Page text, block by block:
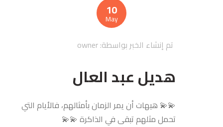
10
May
تم إنشاء الخبر بواسطة:
هديل عبد العال
💫💫 هيهات أن يمر الزمان بأمثالهم، فالأيام التي
تحمل مثلهم تبقى في الذاكرة 💫💫